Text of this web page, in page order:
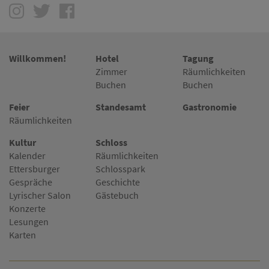
Willkommen!
Hotel
Zimmer
Buchen
Tagung
Räumlichkeiten
Buchen
Feier
Räumlichkeiten
Standesamt Gastronomie
Kultur
Kalender
Ettersburger
Gespräche
Lyrischer Salon
Konzerte
Lesungen
Karten
Schloss
Räumlichkeiten
Schlosspark
Geschichte
Gästebuch